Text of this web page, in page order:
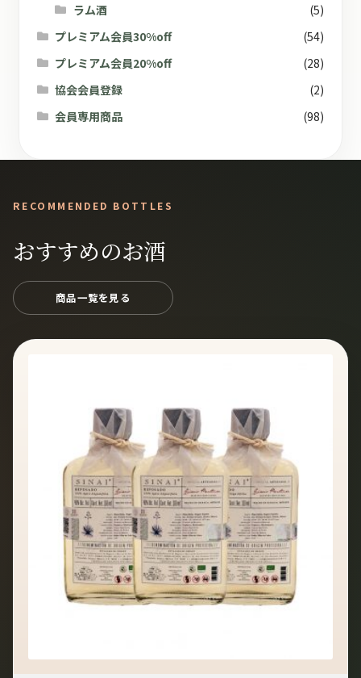
ラム酒
(5)
プレミアム会員30%off
(54)
プレミアム会員20%off
(28)
協会会員登録
(2)
会員専用商品
(98)
RECOMMENDED BOTTLES
おすすめのお酒
商品一覧を見る